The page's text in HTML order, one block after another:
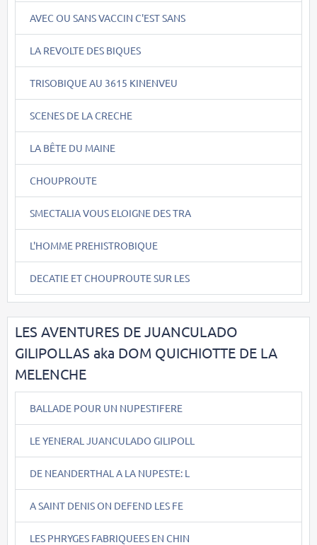
AVEC OU SANS VACCIN C'EST SANS
LA REVOLTE DES BIQUES
TRISOBIQUE AU 3615 KINENVEU
SCENES DE LA CRECHE
LA BÊTE DU MAINE
CHOUPROUTE
SMECTALIA VOUS ELOIGNE DES TRA
L'HOMME PREHISTROBIQUE
DECATIE ET CHOUPROUTE SUR LES
LES AVENTURES DE JUANCULADO
GILIPOLLAS aka DOM QUICHIOTTE DE LA
MELENCHE
BALLADE POUR UN NUPESTIFERE
LE YENERAL JUANCULADO GILIPOLL
DE NEANDERTHAL A LA NUPESTE: L
A SAINT DENIS ON DEFEND LES FE
LES PHRYGES FABRIQUEES EN CHIN